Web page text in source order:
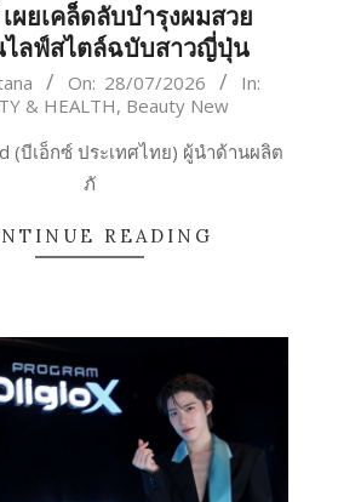
ผยเคล็ดลับบำรุงผมสวย
ไลฟ์สไตล์ฉบับสาวญี่ปุ่น
On: 28/07/2026
In:
& HEALTH, Beauty New
(บีเอ็กซ์ ประเทศไทย) ผู้นำด้านผลิต
ภั
READING